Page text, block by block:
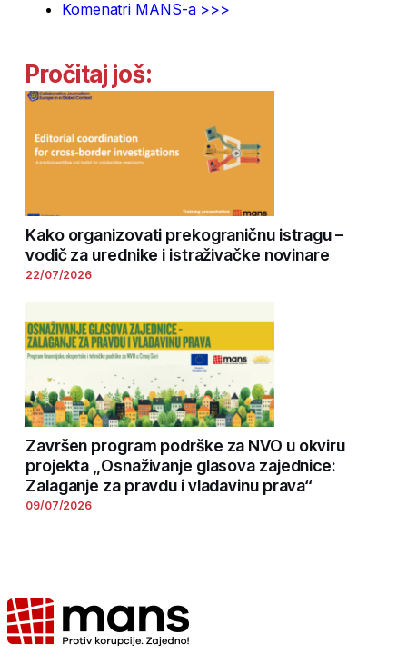
Komenatri MANS-a >>>
Pročitaj još:
Kako organizovati prekograničnu istragu –
vodič za urednike i istraživačke novinare
22/07/2026
Završen program podrške za NVO u okviru
projekta „Osnaživanje glasova zajednice:
Zalaganje za pravdu i vladavinu prava“
09/07/2026